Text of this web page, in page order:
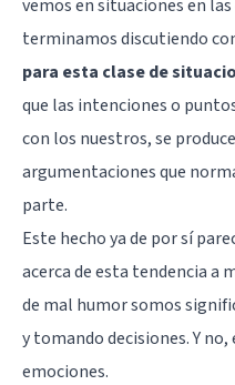
vemos en situaciones en
terminamos discutiendo
para esta clase de
que las intenciones o
con los nuestros, se
argumentaciones que
parte.
Este hecho ya de por sí
acerca de esta tendencia a
de mal humor somos
y tomando decisiones. Y
emociones.